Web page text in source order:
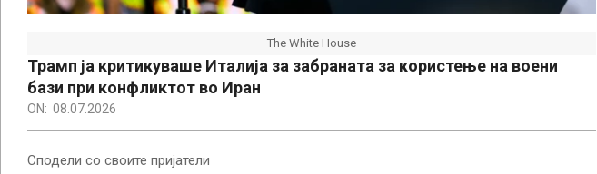
The White House
Трамп ја критикуваше Италија за забраната за користење на воени
бази при конфликтот во Иран
ON: 08.07.2026
Сподели со своите пријатели